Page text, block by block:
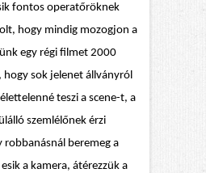
fontos operatőröknek
hogy mindig mozogjon a
egy régi filmet 2000
sok jelenet állványról
teszi a scene-t, a
szemlélőnek érzi
robbanásnál beremeg a
a kamera, átérezzük a